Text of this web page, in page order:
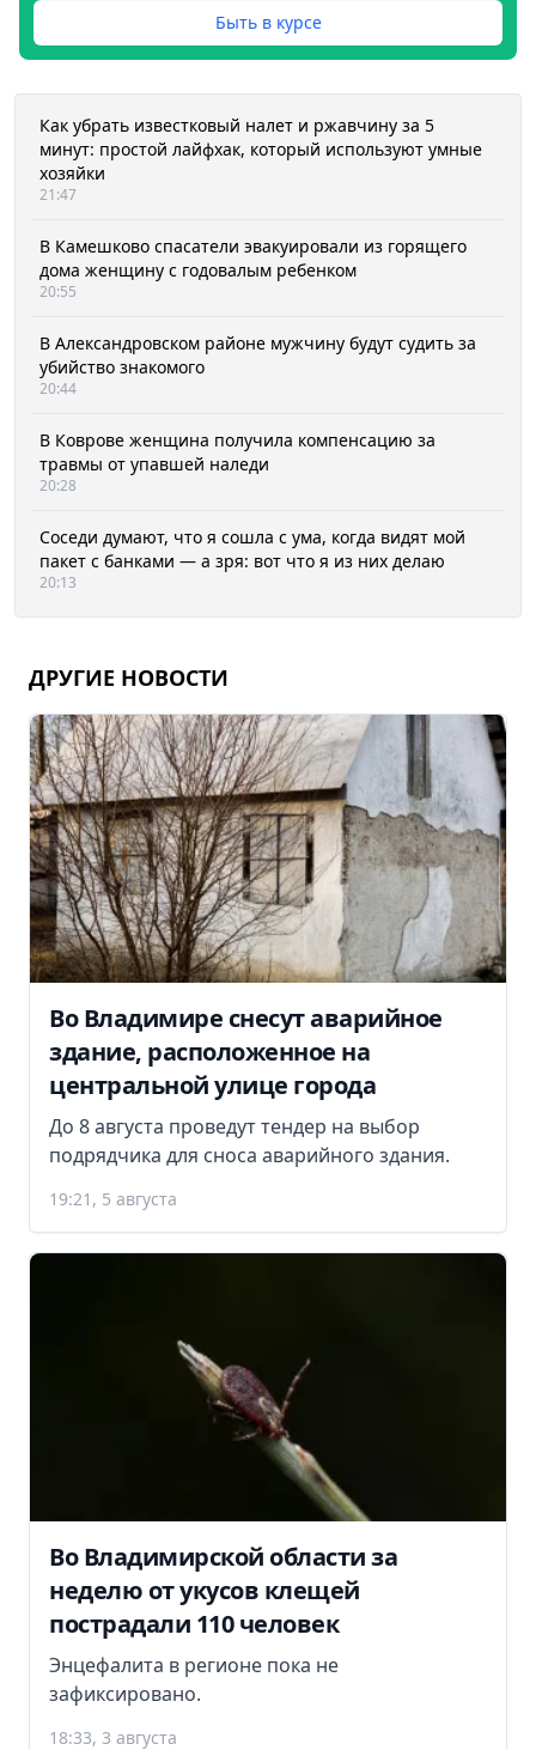
Быть в курсе
Как убрать известковый налет и ржавчину за 5
минут: простой лайфхак, который используют умные
хозяйки
21:47
В Камешково спасатели эвакуировали из горящего
дома женщину с годовалым ребенком
20:55
В Александровском районе мужчину будут судить за
убийство знакомого
20:44
В Коврове женщина получила компенсацию за
травмы от упавшей наледи
20:28
Соседи думают, что я сошла с ума, когда видят мой
пакет с банками — а зря: вот что я из них делаю
20:13
ДРУГИЕ НОВОСТИ
Во Владимире снесут аварийное
здание, расположенное на
центральной улице города
До 8 августа проведут тендер на выбор
подрядчика для сноса аварийного здания.
19:21, 5 августа
Во Владимирской области за
неделю от укусов клещей
пострадали 110 человек
Энцефалита в регионе пока не
зафиксировано.
18:33, 3 августа